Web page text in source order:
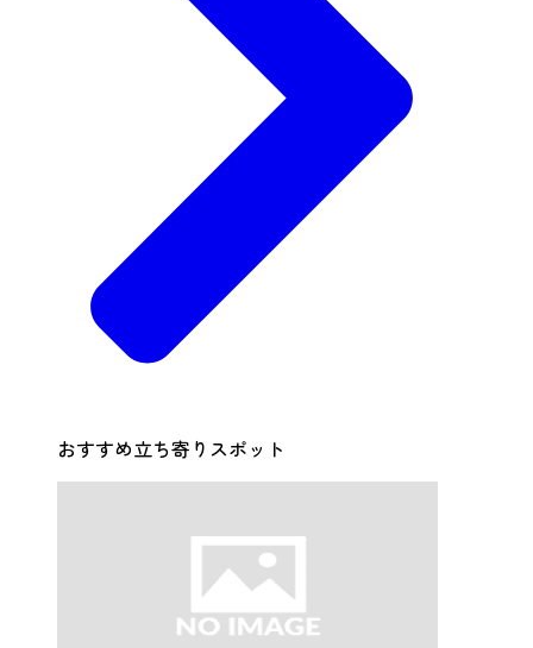
せんだい旅日和とは
仙臺写真館フォトギャラリー
せんだい旅日和 X
せんだい旅日和 Instagram
せんだい旅日和 Facebook
仙台旅先体験コレクション Facebook
仙台旅先体験コレクション Instagaram
おすすめ立ち寄りスポット